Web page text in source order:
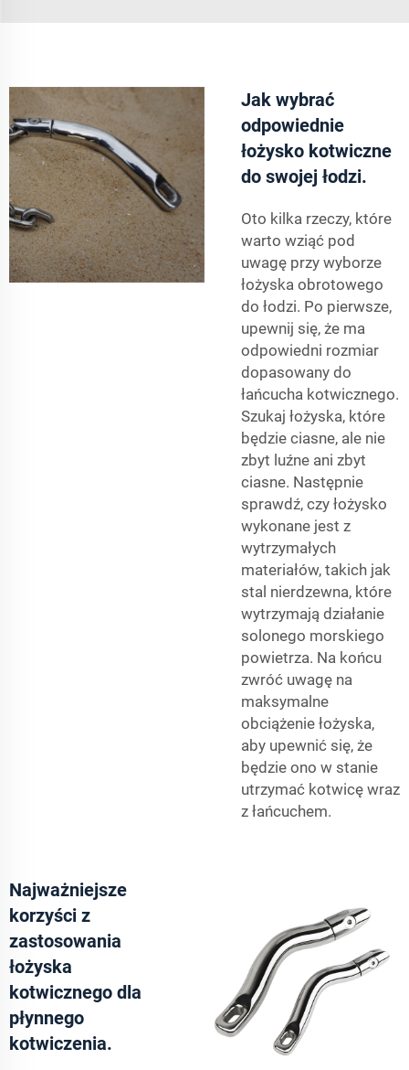
Jak wybrać
odpowiednie
łożysko kotwiczne
do swojej łodzi.
Oto kilka rzeczy, które
warto wziąć pod
uwagę przy wyborze
łożyska obrotowego
do łodzi. Po pierwsze,
upewnij się, że ma
odpowiedni rozmiar
dopasowany do
łańcucha kotwicznego.
Szukaj łożyska, które
będzie ciasne, ale nie
zbyt luźne ani zbyt
ciasne. Następnie
sprawdź, czy łożysko
wykonane jest z
wytrzymałych
materiałów, takich jak
stal nierdzewna, które
wytrzymają działanie
solonego morskiego
powietrza. Na końcu
zwróć uwagę na
maksymalne
obciążenie łożyska,
aby upewnić się, że
będzie ono w stanie
utrzymać kotwicę wraz
z łańcuchem.
Najważniejsze
korzyści z
zastosowania
łożyska
kotwicznego dla
płynnego
kotwiczenia.